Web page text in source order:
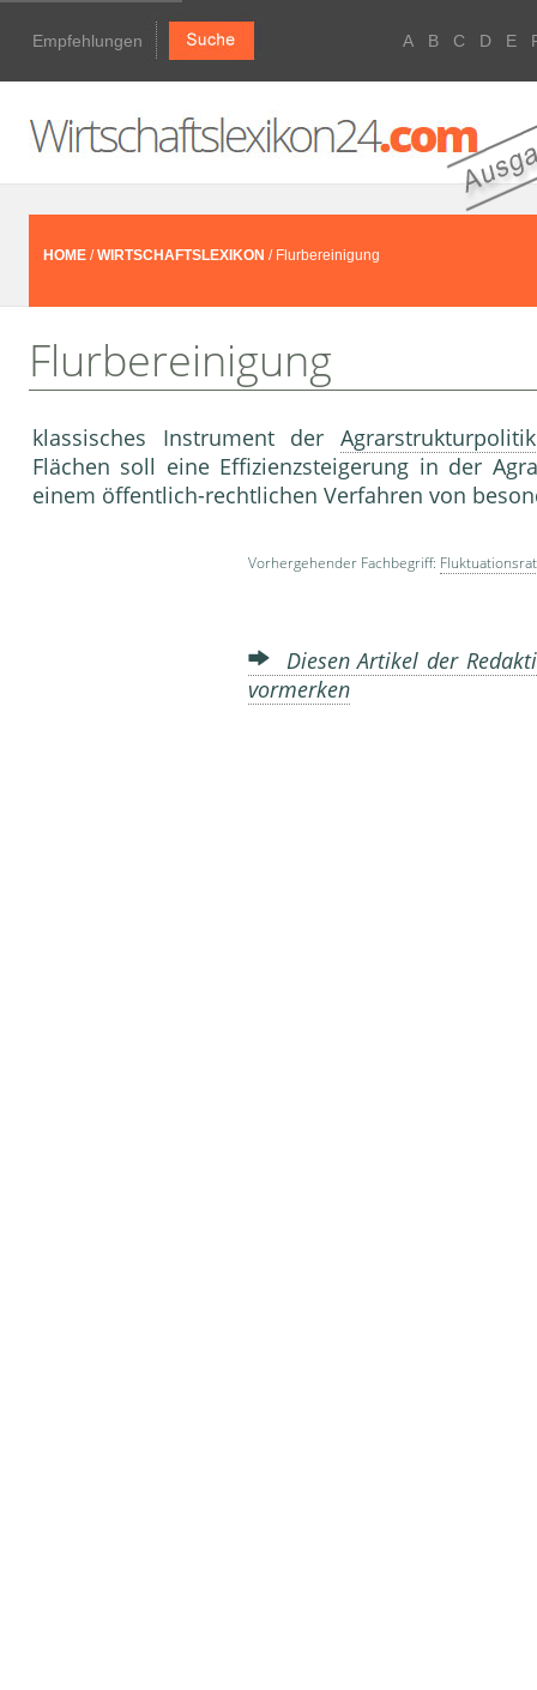
Empfehlungen A B C D E
HOME /WIRTSCHAFTSLEXIKON / Flurbereinigung
Flurbereinigung
klassisches Instrument der Agrarstrukturpolitik
Flächen soll eine Effizienzsteigerung in der
einem öffentlich-rechtlichen Verfahren von
Vorhergehender Fachbegriff:
Diesen Artikel der
vormerken